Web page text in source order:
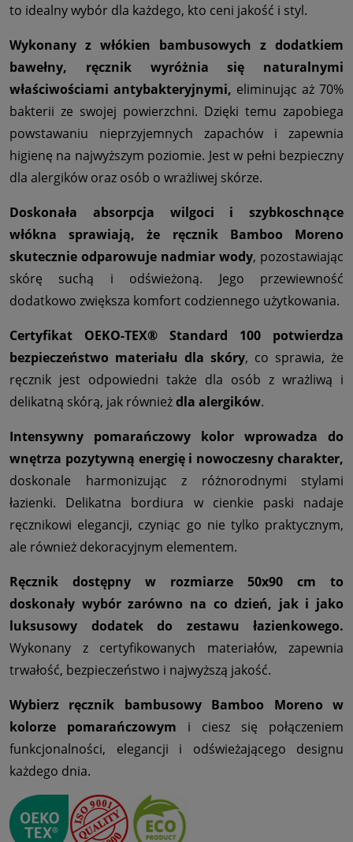
to idealny wybór dla każdego, kto ceni jakość i styl.
Wykonany z włókien bambusowych z dodatkiem
bawełny, ręcznik wyróżnia się naturalnymi
właściwościami antybakteryjnymi, eliminując aż 70%
bakterii ze swojej powierzchni. Dzięki temu zapobiega
powstawaniu nieprzyjemnych zapachów i zapewnia
higienę na najwyższym poziomie. Jest w pełni bezpieczny
dla alergików oraz osób o wrażliwej skórze.
Doskonała absorpcja wilgoci i szybkoschnące
włókna sprawiają, że ręcznik Bamboo Moreno
skutecznie odparowuje nadmiar wody, pozostawiając
skórę suchą i odświeżoną. Jego przewiewność
dodatkowo zwiększa komfort codziennego użytkowania.
Certyfikat OEKO-TEX® Standard 100 potwierdza
bezpieczeństwo materiału dla skóry, co sprawia, że
ręcznik jest odpowiedni także dla osób z wrażliwą i
delikatną skórą, jak równieżdla alergików.
Intensywny pomarańczowy kolor wprowadza do
wnętrza pozytywną energię i nowoczesny charakter,
doskonale harmonizując z różnorodnymi stylami
łazienki. Delikatna bordiura w cienkie paski nadaje
ręcznikowi elegancji, czyniąc go nie tylko praktycznym,
ale również dekoracyjnym elementem.
Ręcznik dostępny w rozmiarze 50x90 cm to
doskonały wybór zarówno na co dzień, jak i jako
luksusowy dodatek do zestawu łazienkowego.
Wykonany z certyfikowanych materiałów, zapewnia
trwałość, bezpieczeństwo i najwyższą jakość.
Wybierz ręcznik bambusowy Bamboo Moreno w
kolorze pomarańczowym i ciesz się połączeniem
funkcjonalności, elegancji i odświeżającego designu
każdego dnia.